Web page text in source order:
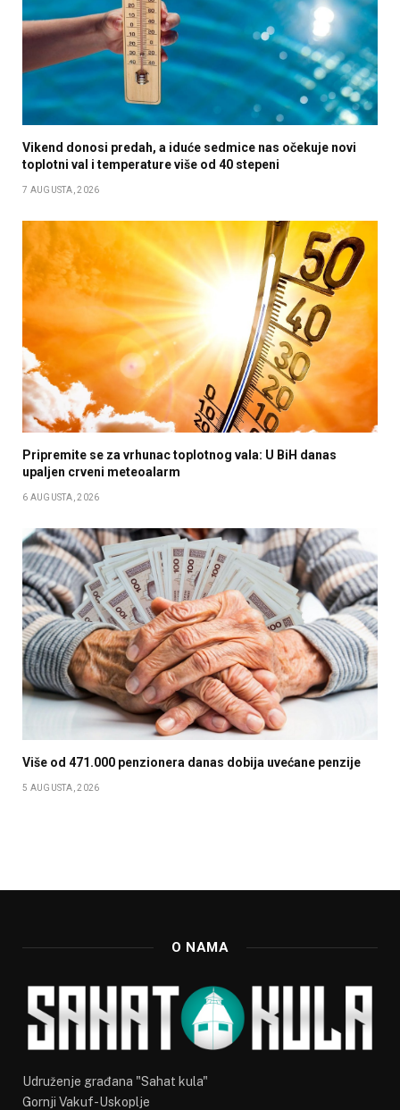
Vikend donosi predah, a iduće sedmice nas očekuje novi
toplotni val i temperature više od 40 stepeni
7 AUGUSTA, 2026
Pripremite se za vrhunac toplotnog vala: U BiH danas
upaljen crveni meteoalarm
6 AUGUSTA, 2026
Više od 471.000 penzionera danas dobija uvećane penzije
5 AUGUSTA, 2026
O NAMA
Udruženje građana "Sahat kula"
Gornji Vakuf-Uskoplje